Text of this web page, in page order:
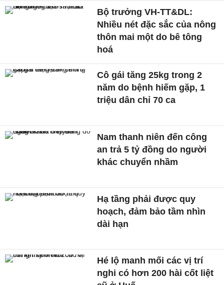
Bộ trưởng VH-TT&DL:
Nhiều nét đặc sắc của nông
thôn mai một do bê tông
hoá
Cô gái tăng 25kg trong 2
năm do bệnh hiếm gặp, 1
triệu dân chỉ 70 ca
Nam thanh niên đến công
an trả 5 tỷ đồng do người
khác chuyển nhầm
Hạ tầng phải được quy
hoạch, đảm bảo tầm nhìn
dài hạn
Hé lộ manh mối các vị trí
nghi có hơn 200 hài cốt liệt